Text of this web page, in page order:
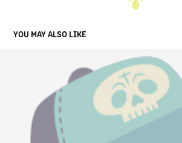
YOU MAY ALSO LIKE